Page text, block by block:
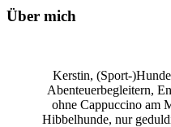
Über mich
Kerstin, (Sport-
Abenteuerbegleitern,
ohne Cappuccino am
Hibbelhunde, nur